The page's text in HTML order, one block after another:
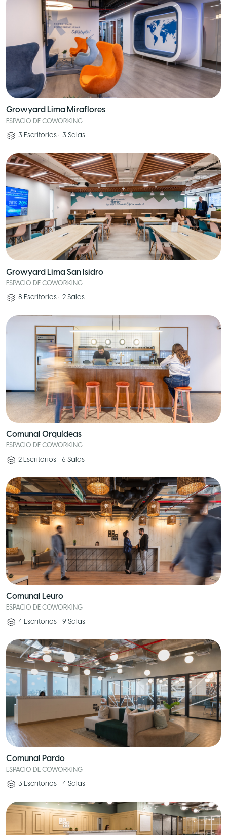
Growyard Lima Miraflores
ESPACIO DE COWORKING
3 Escritorios • 3 Salas
Growyard Lima San Isidro
ESPACIO DE COWORKING
8 Escritorios • 2 Salas
Comunal Orquídeas
ESPACIO DE COWORKING
2 Escritorios • 6 Salas
Comunal Leuro
ESPACIO DE COWORKING
4 Escritorios • 9 Salas
Comunal Pardo
ESPACIO DE COWORKING
3 Escritorios • 4 Salas